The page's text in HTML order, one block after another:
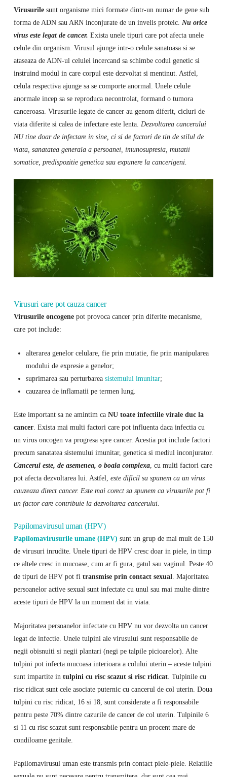
Virusurilesunt organisme mici formate dintr-un numar de gene sub
forma de ADN sau ARN inconjurate de un invelis proteic. Nu orice
virus este legat de cancer. Exista unele tipuri care pot afecta unele
celule din organism. Virusul ajunge intr-o celule sanatoasa si se
ataseaza de ADN-ul celulei incercand sa schimbe codul genetic si
instruind modul in care corpul este dezvoltat si mentinut. Astfel,
celula respectiva ajunge sa se comporte anormal. Unele celule
anormale incep sa se reproduca necontrolat, formand o tumora
canceroasa. Virusurile legate de cancer au genom diferit, cicluri de
viata diferite si calea de infectare este lenta. Dezvoltarea cancerului
NU tine doar de infectare in sine, ci si de factori de tin de stilul de
viata, sanatatea generala a persoanei, imunosupresia, mutatii
somatice, predispozitie genetica sau expunere la cancerigeni.
Virusuri care pot cauza cancer
Virusurile oncogenepot provoca cancer prin diferite mecanisme,
care pot include:
alterarea genelor celulare, fie prin mutatie, fie prin manipularea
modului de expresie a genelor;
suprimarea sau perturbarea sistemului imunitar;
cauzarea de inflamatii pe termen lung.
Este important sa ne amintim caNU toate infectiile virale duc la
cancer. Exista mai multi factori care pot influenta daca infectia cu
un virus oncogen va progresa spre cancer. Acestia pot include factori
precum sanatatea sistemului imunitar, genetica si mediul inconjurator.
Cancerul este, de asemenea, o boala complexa, cu multi factori care
pot afecta dezvoltarea lui. Astfel, este dificil sa spunem ca un virus
cauzeaza direct cancer. Este mai corect sa spunem ca virusurile pot fi
un factor care contribuie la dezvoltarea cancerului.
Papilomavirusul uman (HPV)
Papilomavirusurile umane (HPV) sunt un grup de mai mult de 150
de virusuri inrudite. Unele tipuri de HPV cresc doar in piele, in timp
ce altele cresc in mucoase, cum ar fi gura, gatul sau vaginul. Peste 40
de tipuri de HPV pot fi transmise prin contact sexual . Majoritatea
persoanelor active sexual sunt infectate cu unul sau mai multe dintre
aceste tipuri de HPV la un moment dat in viata.
Majoritatea persoanelor infectate cu HPV nu vor dezvolta un cancer
legat de infectie. Unele tulpini ale virusului sunt responsabile de
negii obisnuiti si negii plantari (negi pe talpile picioarelor). Alte
tulpini pot infecta mucoasa interioara a colului uterin – aceste tulpini
sunt impartite in tulpini cu risc scazut si risc ridicat. Tulpinile cu
risc ridicat sunt cele asociate puternic cu cancerul de col uterin. Doua
tulpini cu risc ridicat, 16 si 18, sunt considerate a fi responsabile
pentru peste 70% dintre cazurile de cancer de col uterin. Tulpinile 6
si 11 cu risc scazut sunt responsabile pentru un procent mare de
condiloame genitale.
Papilomavirusul uman este transmis prin contact piele-piele. Relatiile